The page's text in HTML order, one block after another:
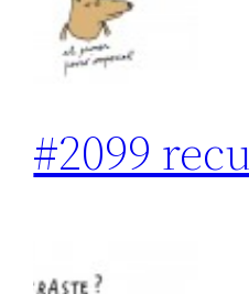
#2099